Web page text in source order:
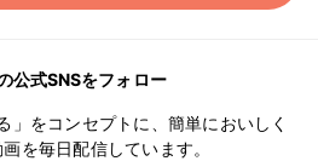
公式SNSをフォロー
」をコンセプトに、簡単においしく
を毎日配信しています。